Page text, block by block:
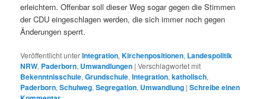
erleichtern. Offenbar soll dieser Weg sogar gegen die Stimmen
der CDU eingeschlagen werden, die sich immer noch gegen
Änderungen sperrt.
Veröffentlicht unterIntegration,Kirchenpositionen, Landespolitik
NRW, Paderborn, Umwandlungen |Verschlagwortet mit
Bekenntnisschule,Grundschule,Integration,katholisch,
Paderborn,Schulweg,Segregation, Umwandlung |Schreibe einen